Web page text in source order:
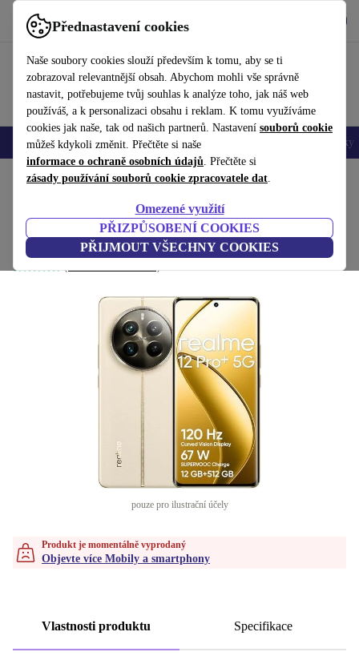
Přednastavení cookies
Naše soubory cookies slouží především k tomu, aby se ti
zobrazoval relevantnější obsah. Abychom mohli vše správně
nastavit, potřebujeme tvůj souhlas k analýze toho, jak náš web
používáš, a k personalizaci obsahu i reklam. K tomu využíváme
cookies jak naše, tak od našich partnerů. Nastavení souborů cookie
můžeš kdykoli změnit. Přečtěte si naše
informace o ochraně osobních údajů. Přečtěte si
zásady používání souborů cookie zpracovatele dat.
Omezené využití
PŘIZPŮSOBENÍ COOKIES
PŘIJMOUT VŠECHNY COOKIES
Používejte refurbed rychle a snadno
Mobily a smartphony Notebooky Tablety Doplňky
Domů Produkty Mobily a smartphony
Realme 12 Pro Plus 5G
12 GB | 512 GB | Navigator Beige
pouze pro ilustrační účely
Produkt je momentálně vyprodaný
Objevte více Mobily a smartphony
Vlastnosti produktu Specifikace